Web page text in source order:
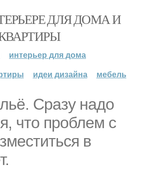
ДЛЯ ДОМА И
интерьер для дома
идеи дизайна мебель
Сразу надо
что проблем с
в